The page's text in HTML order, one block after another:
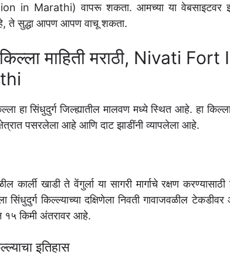
in Marathi) वापरू शकता. आमच्या या वेबसाइटवर
ते सुद्धा आपण आपण वाचू शकता.
किल्ला माहिती मराठी, Nivati
हा सिंधुदुर्ग जिल्ह्यातील मालवण मध्ये स्थित आहे. हा
पसरलेला आहे आणि दाट झाडींनी व्यापलेला आहे.
कार्ली खाडी ते वेंगुर्ला या सागरी मार्गाचे रक्षण करण्यासाठी
सिंधुदुर्ग किल्ल्याच्या दक्षिणेला निवती गावाजवळील
१५ किमी अंतरावर आहे.
इतिहास